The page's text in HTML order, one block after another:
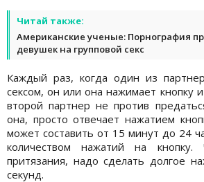
Читай также:
Американские ученые: Порнография
девушек на групповой секс
Каждый раз, когда один из
сексом, он или она нажимает кнопку
второй партнер не против
она, просто отвечает нажатием
может составить от 15 минут до 24
количеством нажатий на кнопку.
притязания, надо сделать долгое
секунд.